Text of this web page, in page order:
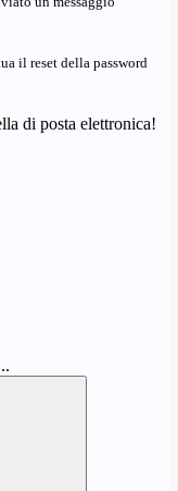
il reset della password
di posta elettronica!